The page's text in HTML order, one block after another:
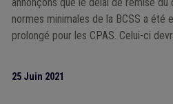
normes minimales de la BCSS a été
prolongé pour les CPAS. Celui-ci
25 Juin 2021